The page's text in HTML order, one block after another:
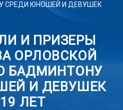
СРЕДИ ЮНОШЕЙ И ДЕВУШЕК
И ПРИЗЕРЫ
ОРЛОВСКОЙ
БАДМИНТОНУ
И ДЕВУШЕК
ЛЕТ